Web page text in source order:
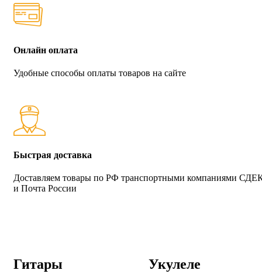
Онлайн оплата
Удобные способы оплаты товаров на сайте
Быстрая доставка
Доставляем товары по РФ транспортными компаниями
и Почта России
Гитары Укулеле